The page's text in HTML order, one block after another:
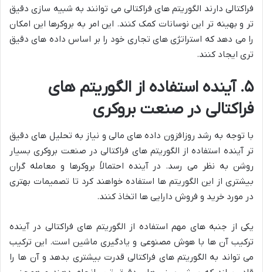
فراکتالی دارند الگوریتم های فراکتالی می توانند به شبیه سازی دقیق
تر و بهینه تر این نوسانات کمک کنند. این امر به بروکرها این امکان
را می دهد که استراتژی های تجاری خود را بر اساس داده های دقیق
تری ایجاد کنند.
۵. آینده استفاده از الگوریتم های
فراکتالی در صنعت بروکری
با توجه به رشد روزافزون داده های مالی و نیاز به تحلیل های دقیق
تر آینده استفاده از الگوریتم های فراکتالی در صنعت بروکری بسیار
روشن به نظر می رسد. در آینده احتمالاً بروکرها و معامله گران
بیشتری از این الگوریتم ها استفاده خواهند کرد تا تصمیمات بهتری
در مورد خرید و فروش دارایی ها اتخاذ کنند.
یکی از جنبه های مهم استفاده از الگوریتم های فراکتالی در آینده
ترکیب آن ها با هوش مصنوعی و یادگیری ماشین است. این ترکیب
می تواند به الگوریتم های فراکتالی قدرت بیشتری بدهد و آن ها را